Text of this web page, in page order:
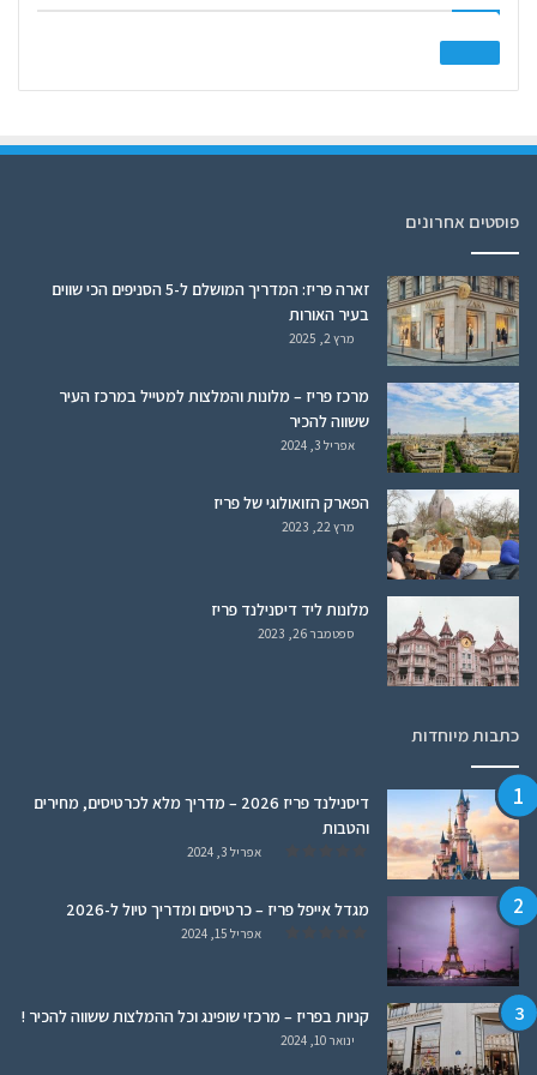
פוסטים אחרונים
זארה פריז: המדריך המושלם ל-5 הסניפים הכי שווים
בעיר האורות
מרץ 2, 2025
מרכז פריז – מלונות והמלצות למטייל במרכז העיר
ששווה להכיר
אפריל 3, 2024
הפארק הזואולוגי של פריז
מרץ 22, 2023
מלונות ליד דיסנילנד פריז
ספטמבר 26, 2023
כתבות מיוחדות
דיסנילנד פריז 2026 – מדריך מלא לכרטיסים, מחירים
והטבות
אפריל 3, 2024
מגדל אייפל פריז – כרטיסים ומדריך טיול ל-2026
אפריל 15, 2024
קניות בפריז – מרכזי שופינג וכל ההמלצות ששווה להכיר !
ינואר 10, 2024